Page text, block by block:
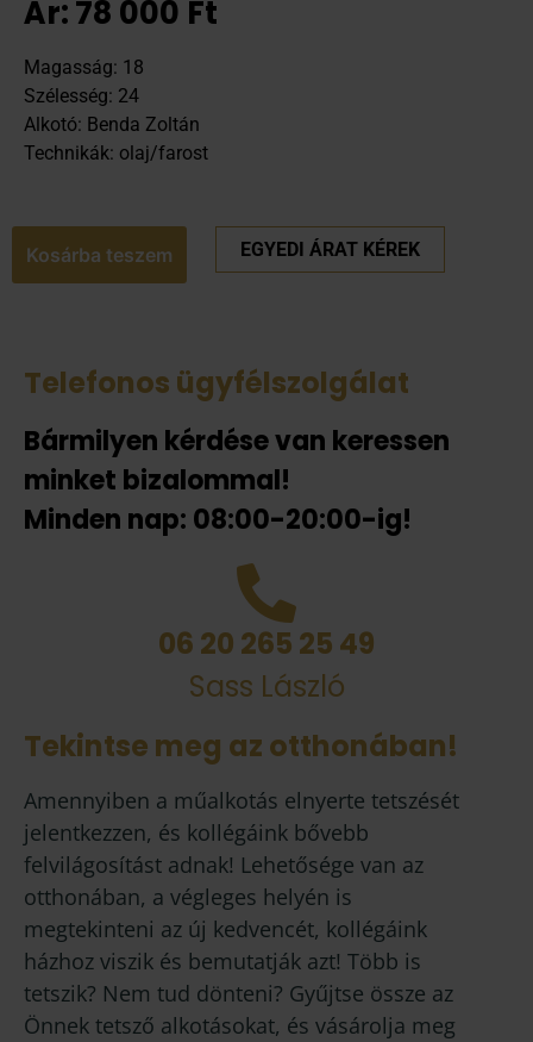
Ár:78 000 Ft
Magasság: 18
Szélesség: 24
Alkotó: Benda Zoltán
Technikák: olaj/farost
Kosárba teszem EGYEDI ÁRAT KÉREK
Telefonos ügyfélszolgálat
Bármilyen kérdése van keressen
minket bizalommal!
Minden nap: 08:00-20:00-ig!
06 20 265 25 49
Sass László
Tekintse meg az otthonában!
Amennyiben a műalkotás elnyerte tetszését
jelentkezzen, és kollégáink bővebb
felvilágosítást adnak! Lehetősége van az
otthonában, a végleges helyén is
megtekinteni az új kedvencét, kollégáink
házhoz viszik és bemutatják azt! Több is
tetszik? Nem tud dönteni? Gyűjtse össze az
Önnek tetsző alkotásokat, és vásárolja meg